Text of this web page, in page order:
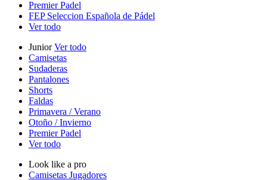
Premier Padel
FEP Seleccion Española de Pádel
Ver todo
JuniorVer todo
Camisetas
Sudaderas
Pantalones
Shorts
Faldas
Primavera / Verano
Otoño / Invierno
Premier Padel
Ver todo
Look like a pro
Camisetas Jugadores